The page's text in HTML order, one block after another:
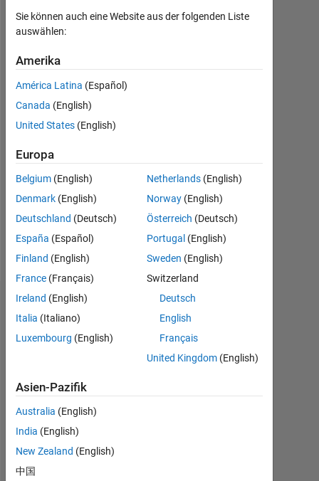
2
Jahre
|
Aktiv
0
Following:
0
Follow
Dashboard
Statistik
BEITRÄGE
-2
-1 2
3
Sie können auch eine Website aus der folgenden Liste
auswählen:
Amerika
América Latina (Español)
Canada (English)
United States (English)
Europa
Belgium (English)
Denmark (English)
Deutschland (Deutsch)
España (Español)
Finland (English)
France (Français)
Ireland (English)
Italia (Italiano)
Luxembourg (English)
Netherlands (English)
Norway (English)
Österreich (Deutsch)
Portugal (English)
Sweden (English)
Switzerland
Deutsch
English
Français
United Kingdom (English)
Asien-Pazifik
Australia (English)
India (English)
New Zealand (English)
中国